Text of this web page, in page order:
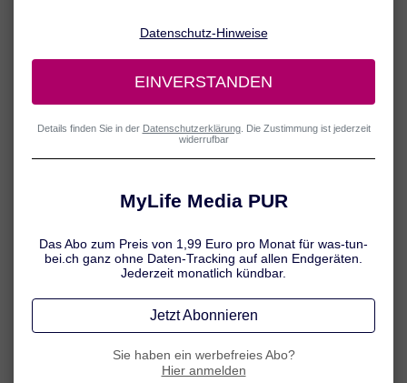
Wenn sich Kinder eine Erkältung eingefangen haben, ist es
wichtig, beim Toben und Spielen einen Gang zurückzuschalten.
Der kleine Organismus braucht jetzt seine ganze Kraft im
Kampf gegen die Krankheitserreger – statt Fangenspielen und
Baumhausbauen stehen jetzt also besser Malen oder Lesen
empfohlen.